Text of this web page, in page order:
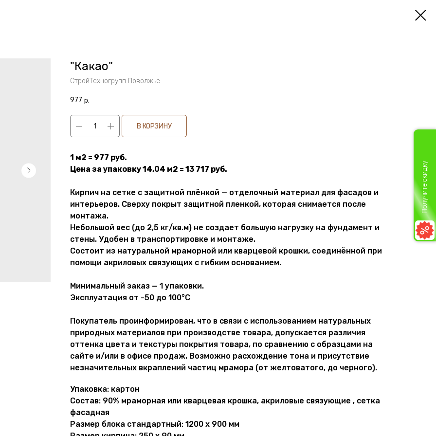
"Какао"
СтройТехногрупп Поволжье
977 р.
В КОРЗИНУ
1 м2 = 977 руб.
Цена за упаковку 14,04 м2 = 13 717 руб.
Кирпич на сетке с защитной плёнкой — отделочный материал для фасадов и
интерьеров. Сверху покрыт защитной пленкой, которая снимается после
монтажа.
Небольшой вес (до 2,5 кг/кв.м) не создает большую нагрузку на фундамент и
стены. Удобен в транспортировке и монтаже.
Состоит из натуральной мраморной или кварцевой крошки, соединённой при
помощи акриловых связующих с гибким основанием.
Минимальный заказ — 1 упаковки.
Эксплуатация от -50 до 100°С
Покупатель проинформирован, что в связи с использованием натуральных
природных материалов при производстве товара, допускается различия
оттенка цвета и текстуры покрытия товара, по сравнению с образцами на
сайте и/или в офисе продаж. Возможно расхождение тона и присутствие
незначительных вкраплений частиц мрамора (от желтоватого, до черного).
Упаковка: картон
Состав: 90% мраморная или кварцевая крошка, акриловые связующие , сетка
фасадная
Размер блока стандартный: 1200 х 900 мм
Получите скидку